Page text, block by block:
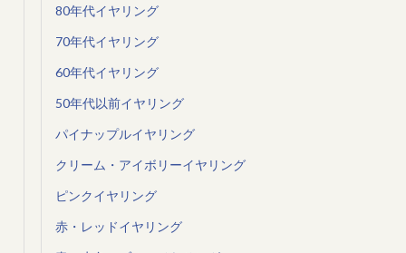
80年代イヤリング
70年代イヤリング
60年代イヤリング
50年代以前イヤリング
パイナップルイヤリング
クリーム・アイボリーイヤリング
ピンクイヤリング
赤・レッドイヤリング